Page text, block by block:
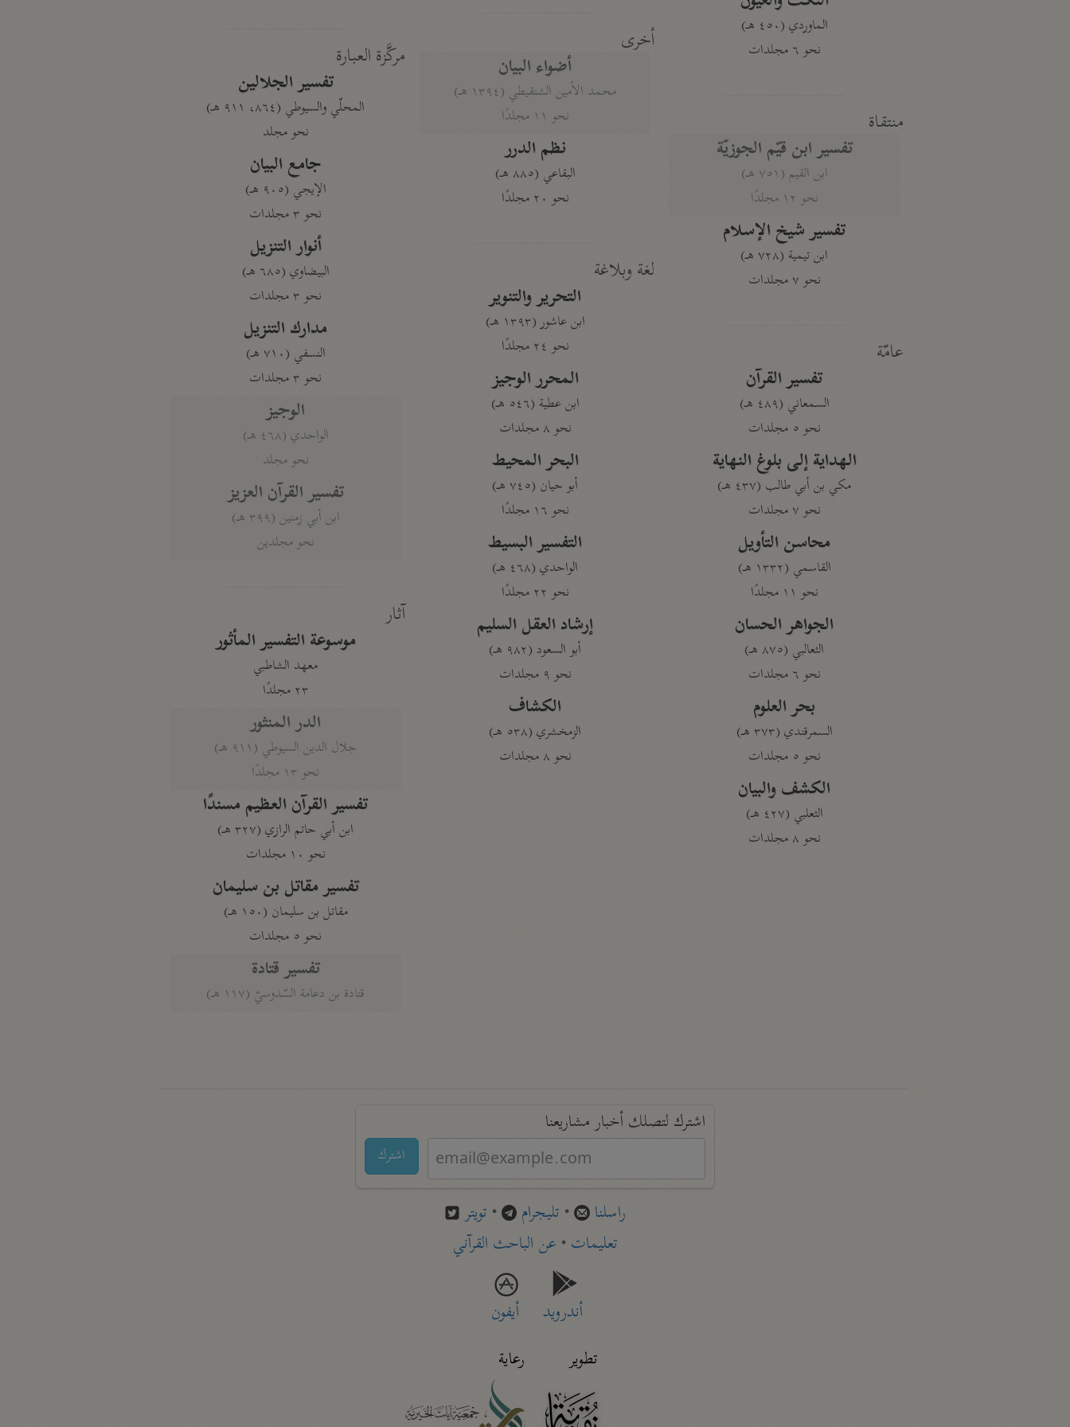
الماوردي (٤٥٠ هـ)
نحو ٦ مجلدات
منتقاة
تفسير ابن قيّم الجوزيّة
ابن القيم (٧٥١ هـ)
نحو ١٢ مجلدًا
تفسير شيخ الإسلام
ابن تيمية (٧٢٨ هـ)
نحو ٧ مجلدات
عامّة
تفسير القرآن
السمعاني (٤٨٩ هـ)
نحو ٥ مجلدات
الهداية إلى بلوغ النهاية
مكي بن أبي طالب (٤٣٧ هـ)
نحو ٧ مجلدات
محاسن التأويل
القاسمي (١٣٣٢ هـ)
نحو ١١ مجلدًا
الجواهر الحسان
الثعالبي (٨٧٥ هـ)
نحو ٦ مجلدات
بحر العلوم
السمرقندي (٣٧٣ هـ)
نحو ٥ مجلدات
الكشف والبيان
الثعلبي (٤٢٧ هـ)
نحو ٨ مجلدات
أخرى
أضواء البيان
محمد الأمين الشنقيطي (١٣٩٤ هـ)
نحو ١١ مجلدًا
نظم الدرر
البقاعي (٨٨٥ هـ)
نحو ٢٠ مجلدًا
لغة وبلاغة
التحرير والتنوير
ابن عاشور (١٣٩٣ هـ)
نحو ٢٤ مجلدًا
المحرر الوجيز
ابن عطية (٥٤٦ هـ)
نحو ٨ مجلدات
البحر المحيط
أبو حيان (٧٤٥ هـ)
نحو ١٦ مجلدًا
التفسير البسيط
الواحدي (٤٦٨ هـ)
نحو ٢٢ مجلدًا
إرشاد العقل السليم
أبو السعود (٩٨٢ هـ)
نحو ٩ مجلدات
الكشاف
الزمخشري (٥٣٨ هـ)
نحو ٨ مجلدات
مركَّزة العبارة
تفسير الجلالين
المحلّي والسيوطي (٨٦٤، ٩١١ هـ)
نحو مجلد
جامع البيان
الإيجي (٩٠٥ هـ)
نحو ٣ مجلدات
أنوار التنزيل
البيضاوي (٦٨٥ هـ)
نحو ٣ مجلدات
مدارك التنزيل
النسفي (٧١٠ هـ)
نحو ٣ مجلدات
الوجيز
الواحدي (٤٦٨ هـ)
نحو مجلد
تفسير القرآن العزيز
ابن أبي زمنين (٣٩٩ هـ)
نحو مجلدين
آثار
موسوعة التفسير المأثور
معهد الشاطبي
٢٣ مجلدًا
الدر المنثور
جلال الدين السيوطي (٩١١ هـ)
نحو ١٣ مجلدًا
تفسير القرآن العظيم مسندًا
ابن أبي حاتم الرازي (٣٢٧ هـ)
نحو ١٠ مجلدات
تفسير مقاتل بن سليمان
مقاتل بن سليمان (١٥٠ هـ)
نحو ٥ مجلدات
تفسير قتادة
قتادة بن دعامة السّدوسيّ (١١٧ هـ)
اشترك لتصلك أخبار مشاريعنا
اشترك
راسلنا • تليجرام • تويتر
تعليمات• عن الباحث القرآني
أندرويد
أيفون
تطوير
رعاية